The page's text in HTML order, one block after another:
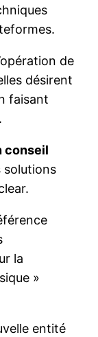
de
désirent
faisant
conseil
solutions
la
»
entité